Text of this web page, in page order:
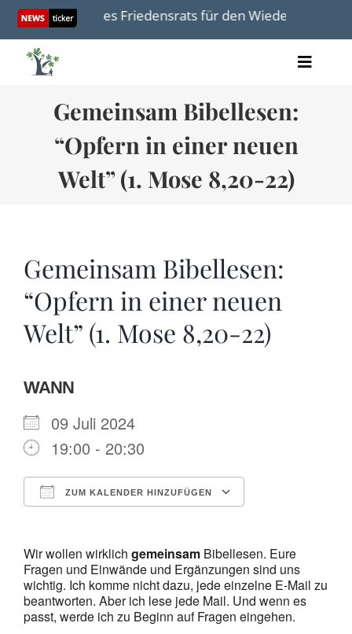
Skip
content
Plan des Friedensrats für den Wiederaufbau des
Toggle
Videos
Bücher
Termine
Über uns
Spenden
Gemeinsam Bibellesen:
“Opfern in einer neuen
Welt” (1. Mose 8,20-22)
Gemeinsam Bibellesen:
“Opfern in einer neuen
Welt” (1. Mose 8,20-22)
WANN
09 Juli 2024
19:00 - 20:30
ZUM KALENDER HINZUFÜGEN
Wir wollen wirklich gemeinsam Bibellesen. Eure
Fragen und Einwände und Ergänzungen sind uns
wichtig. Ich komme nicht dazu, jede einzelne E-Mail zu
beantworten. Aber ich lese jede Mail. Und wenn es
passt, werde ich zu Beginn auf Fragen eingehen.